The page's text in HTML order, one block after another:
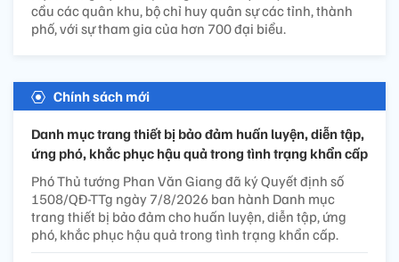
cầu các quân khu, bộ chỉ huy quân sự các tỉnh, thành
phố, với sự tham gia của hơn 700 đại biểu.
Chính sách mới
Danh mục trang thiết bị bảo đảm huấn luyện, diễn tập,
ứng phó, khắc phục hậu quả trong tình trạng khẩn cấp
Phó Thủ tướng Phan Văn Giang đã ký Quyết định số
1508/QĐ-TTg ngày 7/8/2026 ban hành Danh mục
trang thiết bị bảo đảm cho huấn luyện, diễn tập, ứng
phó, khắc phục hậu quả trong tình trạng khẩn cấp.